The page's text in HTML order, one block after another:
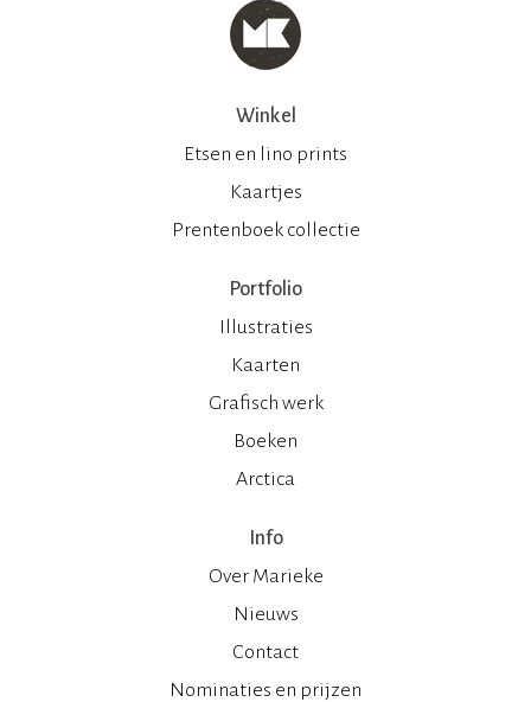
Winkel
Etsen en lino prints
Kaartjes
Prentenboek collectie
Portfolio
Illustraties
Kaarten
Grafisch werk
Boeken
Arctica
Info
Over Marieke
Nieuws
Contact
Nominaties en prijzen